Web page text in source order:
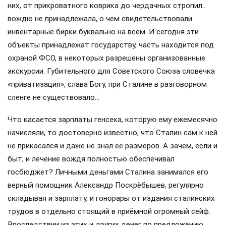
них, от прикроватного коврика до чердачных стропил…
вождю не принадлежала, о чём свидетельствовали
инвентарные бирки буквально на всём. И сегодня эти
объекты принадлежат государству, часть находится под
охраной ФСО, в некоторых разрешены организованные
экскурсии. Губительного для Советского Союза словечка
«приватизация», слава Богу, при Сталине в разговорном
сленге не существовало…
Что касается зарплаты генсека, которую ему ежемесячно
начисляли, то достоверно известно, что Сталин сам к ней
не прикасался и даже не знал её размеров. А зачем, если и
быт, и лечение вождя полностью обеспечивал
госбюджет? Личными деньгами Сталина занимался его
верный помощник Александр Поскрёбышев, регулярно
складывая и зарплату, и гонорары от издания сталинских
трудов в отдельно стоящий в приёмной огромный сейф.